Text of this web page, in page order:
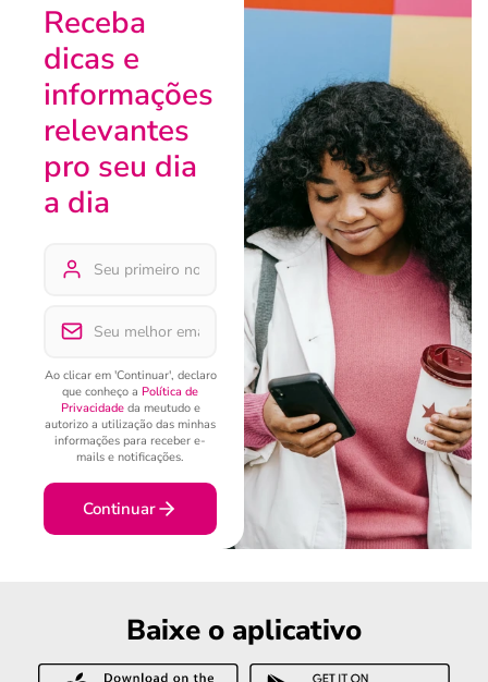
Receba
dicas e
informações
relevantes
pro seu dia
a dia
Ao clicar em 'Continuar', declaro
que conheço a Política de
Privacidadeda meutudo e
autorizo a utilização das minhas
informações para receber e-
mails e notificações.
Continuar
Baixe o aplicativo